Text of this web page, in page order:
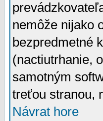
nemôže nijako
bezpredmetné
(nactiutrhanie,
samotným
treťou stranou,
Návrat hore